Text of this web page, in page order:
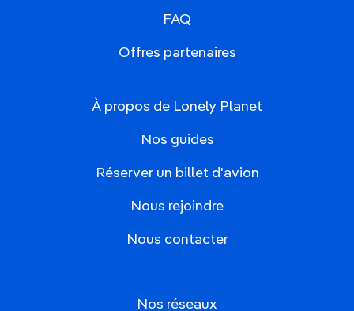
FAQ
Offres partenaires
À propos de Lonely Planet
Nos guides
Réserver un billet d'avion
Nous rejoindre
Nous contacter
Nos réseaux